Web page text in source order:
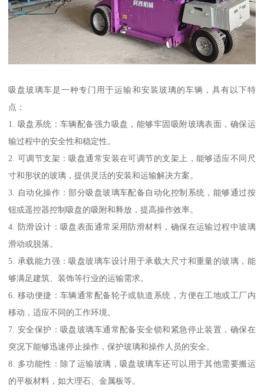
吸盘玻璃车是一种专门用于运输和安装玻璃的车辆，具有以下特
点：
1. 吸盘系统：车辆配备强力吸盘，能够牢固吸附玻璃表面，确保运
输过程中的安全性和稳定性。
2. 可调节支架：吸盘通常安装在可调节的支架上，能够适应不同尺
寸和形状的玻璃，提供灵活的安装和运输解决方案。
3. 自动化操作：部分吸盘玻璃车配备自动化控制系统，能够通过按
钮或遥控器控制吸盘的吸附和释放，提高操作效率。
4. 防滑设计：吸盘表面通常采用防滑材料，确保在运输过程中玻璃
滑动或脱落。
5. 承载能力强：吸盘玻璃车设计用于承载大尺寸和重量的玻璃，能
够满足建筑、装饰等行业的运输需求。
6. 移动便捷：车辆通常配备轮子或轨道系统，方便在工地或工厂内
移动，适应不同的工作环境。
7. 安全保护：吸盘玻璃车通常配备安全锁和紧急停止装置，确保在
突况下能够迅速停止操作，保护玻璃和操作人员的安全。
8. 多功能性：除了运输玻璃，吸盘玻璃车还可以用于其他需要搬运
的平板材料，如大理石、金属板等。